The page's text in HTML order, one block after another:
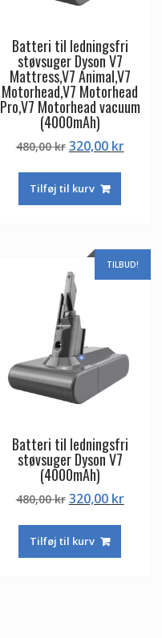
Batteri til ledningsfri
støvsuger Dyson V7
Mattress,V7 Animal,V7
Motorhead,V7 Motorhead
Pro,V7 Motorhead vacuum
(4000mAh)
480,00kr Den
pris
var:
320,00 krDen
Tilføj til kurv
TILBUD!
Batteri til ledningsfri
støvsuger Dyson V7
(4000mAh)
480,00kr Den
pris
var:
320,00 krDen
Tilføj til kurv